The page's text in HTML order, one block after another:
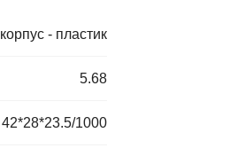
корпус - пластик
5.68
42*28*23.5/1000